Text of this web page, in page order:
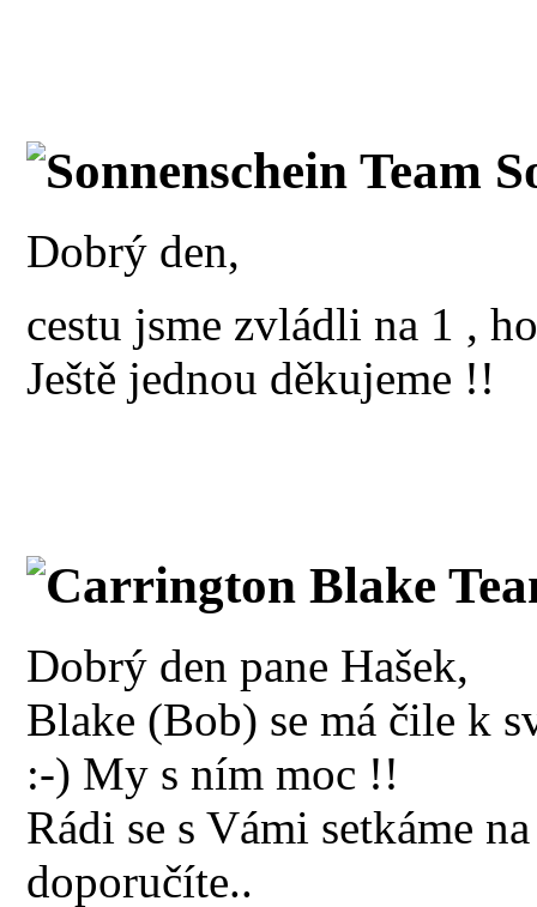
Sonnenschein Team
Dobrý den,
cestu jsme zvládli na 1 ,
Ještě jednou děkujeme !!
Carrington Blake
Dobrý den pane Hašek,
Blake (Bob) se má čile k
:-) My s ním moc !!
Rádi se s Vámi setkáme
doporučíte..